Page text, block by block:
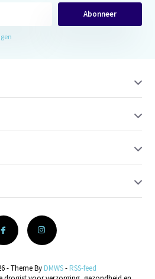
Abonneer
- Theme By DMWS- RSS-feed